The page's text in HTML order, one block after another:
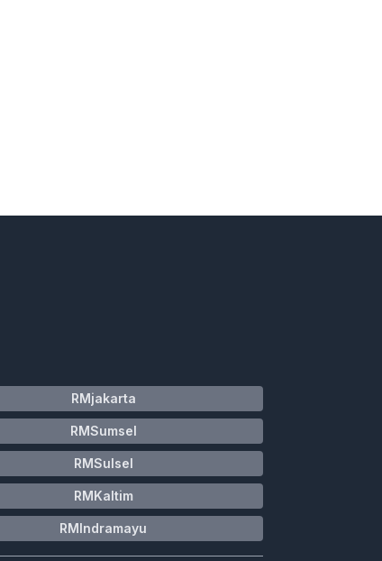
RMjakarta
RMSumsel
RMSulsel
RMKaltim
RMIndramayu